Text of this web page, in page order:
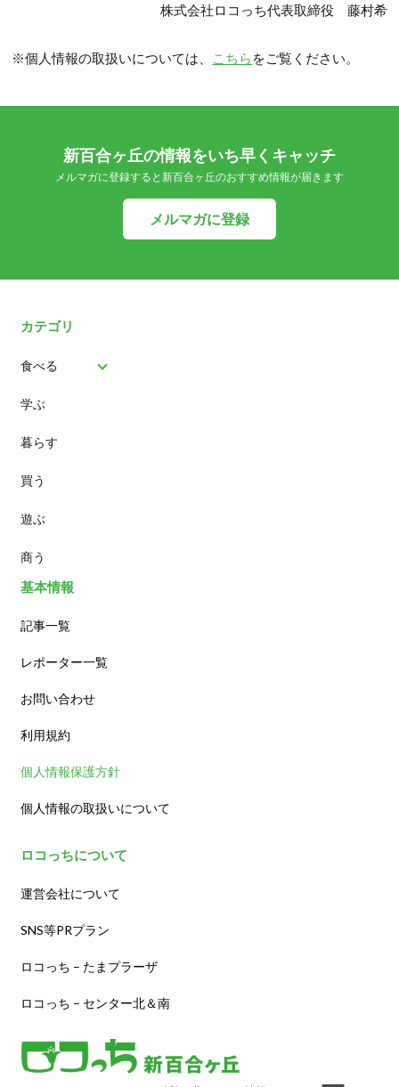
株式会社ロコっち代表取締役 藤村希
※個人情報の取扱いについては、 こちら をご覧ください。
新百合ヶ丘の情報をいち早くキャッチ
メルマガに登録すると新百合ヶ丘のおすすめ情報が届きます
メルマガに登録
カテゴリ
食べる
パン
スイーツ
ランチ
カフェ
学ぶ
暮らす
買う
遊ぶ
商う
基本情報
記事一覧
レポーター一覧
お問い合わせ
利用規約
個人情報保護方針
個人情報の取扱いについて
ロコっちについて
運営会社について
SNS等PRプラン
ロコっち – たまプラーザ
ロコっち – センター北＆南